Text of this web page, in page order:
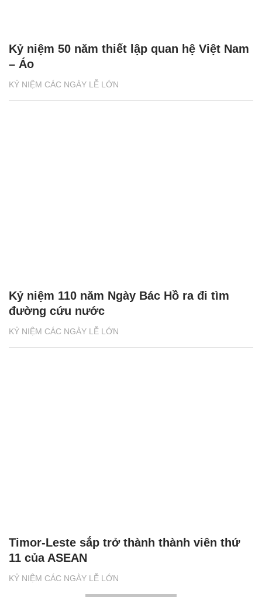
KỶ NIỆM CÁC NGÀY LỄ LỚN
Kỷ niệm 50 năm thiết lập quan hệ Việt Nam
– Áo
KỶ NIỆM CÁC NGÀY LỄ LỚN
Kỷ niệm 110 năm Ngày Bác Hồ ra đi tìm
đường cứu nước
KỶ NIỆM CÁC NGÀY LỄ LỚN
Timor-Leste sắp trở thành thành viên thứ
11 của ASEAN